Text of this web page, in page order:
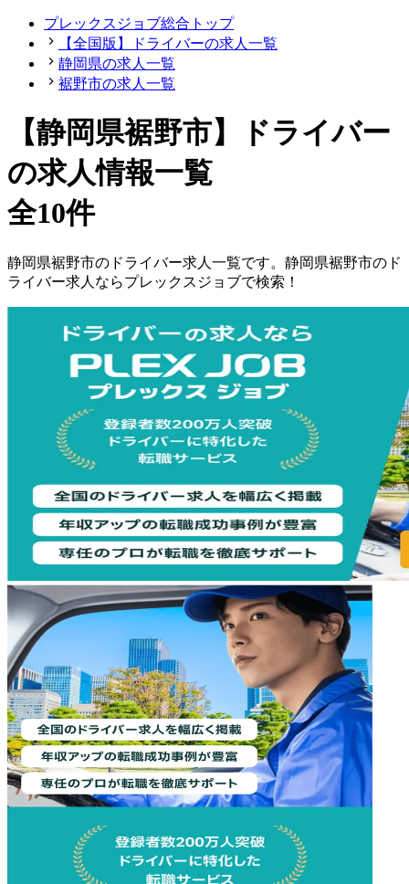
プレックスジョブ総合トップ
【全国版】ドライバーの求人一覧
静岡県の求人一覧
裾野市の求人一覧
【静岡県裾野市】ドライバー
の求人情報一覧
全10件
静岡県裾野市の ドライバー求人一覧です。 静岡県裾野市の ド
ライバー求人ならプレックスジョブで検索！